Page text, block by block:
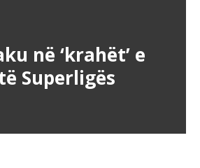
në ‘krahët’ e
Superligës